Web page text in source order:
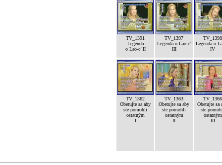
TV_1391
Legenda
o Lao-c’ II
TV_1397
Legenda o Lao-c’
III
TV_1398
Legenda o
IV
TV_1362
Obetujte sa aby
ste pomohli
ostatným
I
TV_1363
Obetujte sa aby
ste pomohli
ostatným
II
TV_1366
Obetujte sa
ste
ostatným
III